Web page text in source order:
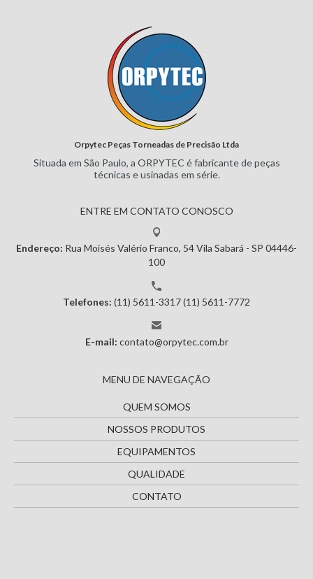
Orpytec Peças Torneadas de Precisão Ltda
Situada em São Paulo, a ORPYTEC é fabricante de peças
técnicas eusinadas em série.
ENTRE EM CONTATO CONOSCO
Endereço: Rua Moisés Valério Franco, 54Vila Sabará - SP 04446-
100
Telefones: (11) 5611-3317(11) 5611-7772
E-mail: contato@orpytec.com.br
MENU DE NAVEGAÇÃO
QUEM SOMOS
NOSSOS PRODUTOS
EQUIPAMENTOS
QUALIDADE
CONTATO